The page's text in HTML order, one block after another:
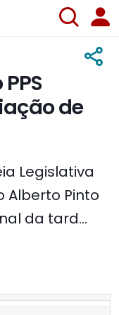
de
Legislativa
Alberto Pinto
da tard...